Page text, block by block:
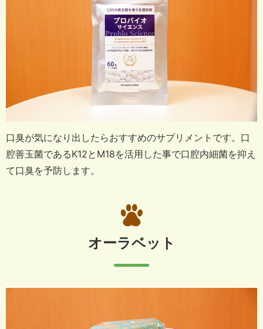
口臭が気になり出したらおすすめのサプリメントです。 口
腔善玉菌であるK12とM18を活用した事で口腔内細菌を抑え
て口臭を予防します。
オーラベット